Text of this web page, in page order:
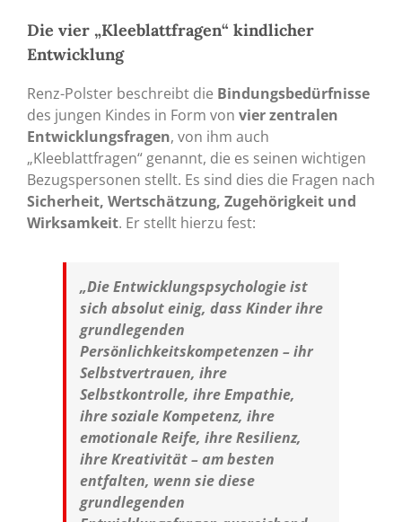
Die vier „Kleeblattfragen“ kindlicher
Entwicklung
Renz-Polster beschreibt die Bindungsbedürfnisse
des jungen Kindes in Form von vier zentralen
Entwicklungsfragen, von ihm auch
„Kleeblattfragen“ genannt, die es seinen wichtigen
Bezugspersonen stellt. Es sind dies die Fragen nach
Sicherheit, Wertschätzung, Zugehörigkeit und
Wirksamkeit. Er stellt hierzu fest:
„Die Entwicklungspsychologie ist
sich absolut einig, dass Kinder ihre
grundlegenden
Persönlichkeitskompetenzen – ihr
Selbstvertrauen, ihre
Selbstkontrolle, ihre Empathie,
ihre soziale Kompetenz, ihre
emotionale Reife, ihre Resilienz,
ihre Kreativität – am besten
entfalten, wenn sie diese
grundlegenden